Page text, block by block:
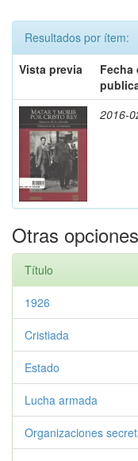
Resultados por ítem:
Vista previa
Fecha
2016-
Otras
Título
1926
Cristiada
Estado
Lucha armada
Organizaciones